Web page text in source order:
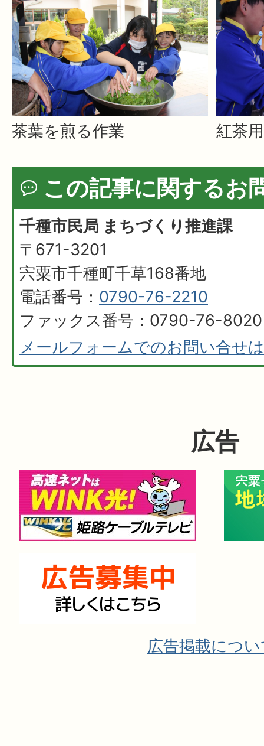
茶葉を煎る作業 紅茶
この記事に関するお
千種市民局 まちづくり推進課
〒671-3201
宍粟市千種町千草168番地
電話番号： 0790-76-2210
ファックス番号：0790-76-8020
メールフォームでのお問い合せ
広告
広告掲載につ